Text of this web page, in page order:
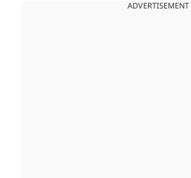
ADVERTISEMENT